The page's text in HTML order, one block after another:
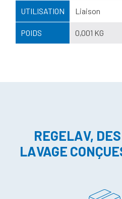
UTILISATION Liaison
POIDS 0,001 KG
REGELAV,
LAVAGE